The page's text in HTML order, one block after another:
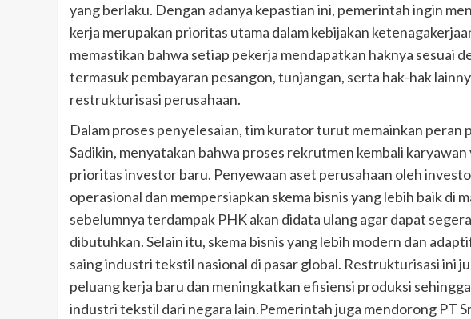
yang berlaku. Dengan adanya kepastian ini, pemerintah ingin
kerja merupakan prioritas utama dalam kebijakan
memastikan bahwa setiap pekerja mendapatkan haknya sesuai
termasuk pembayaran pesangon, tunjangan, serta hak-hak
restrukturisasi perusahaan.
Dalam proses penyelesaian, tim kurator turut memainkan peran
Sadikin, menyatakan bahwa proses rekrutmen kembali
prioritas investor baru. Penyewaan aset perusahaan oleh
operasional dan mempersiapkan skema bisnis yang lebih baik di
sebelumnya terdampak PHK akan didata ulang agar dapat
dibutuhkan. Selain itu, skema bisnis yang lebih modern dan
saing industri tekstil nasional di pasar global. Restrukturisasi ini
peluang kerja baru dan meningkatkan efisiensi produksi
industri tekstil dari negara lain.Pemerintah juga mendorong PT